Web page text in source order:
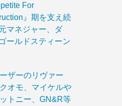
For
』期を支え続
マネジャー、ダ
ールドスティーン
ザーのリヴァー
オモ、マイケルや
トニー、GN&R等